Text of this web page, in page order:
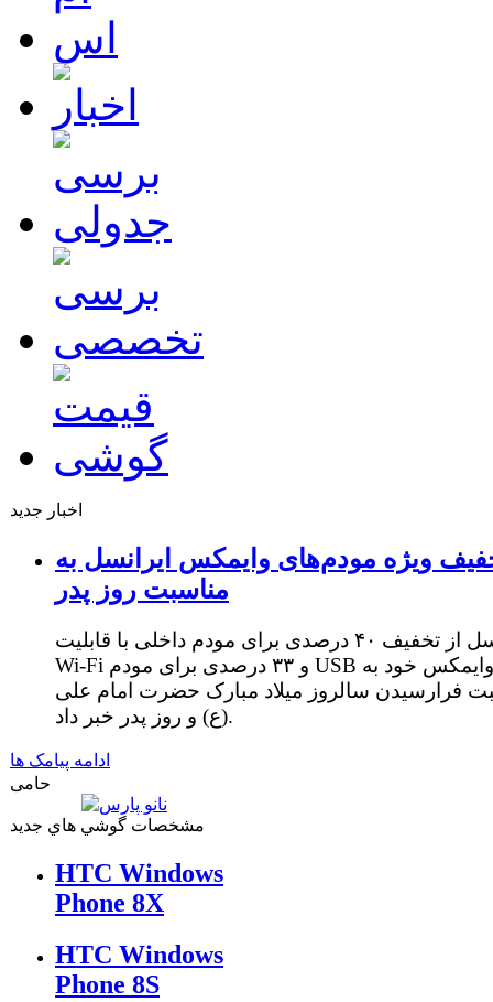
اخبار جدید
ویژه مودم‌های وایمکس ایرانسل به
مناسبت روز پدر
ایرانسل از تخفیف ۴۰ درصدی برای مودم داخلی با قابلیت
Wi-Fi و ۳۳ درصدی برای مودم USB وایمکس خود به
فرارسیدن سالروز میلاد مبارک حضرت امام علی
(ع) و روز پدر خبر داد.
ادامه پیامک ها
حامی
مشخصات گوشي هاي جديد
HTC Windows
Phone 8X
HTC Windows
Phone 8S